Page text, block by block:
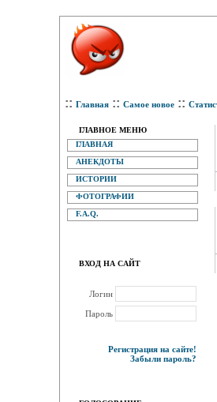
:: Главная :: Самое новое ::
ГЛАВНОЕ МЕНЮ
ГЛАВНАЯ
АНЕКДОТЫ
ИСТОРИИ
ФОТОГРАФИИ
F.A.Q.
ВХОД НА САЙТ
Логин
Пароль
Регистрация на сайте!
Забыли пароль?